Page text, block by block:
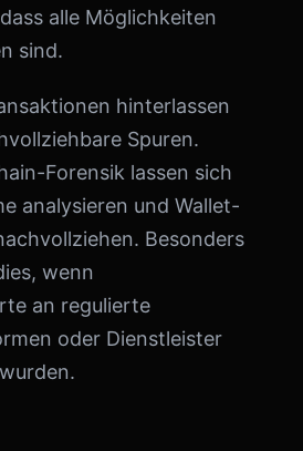
alle Möglichkeiten
sind.
hinterlassen
Spuren.
Forensik lassen sich
analysieren und Wallet-
Besonders
wenn
an regulierte
oder Dienstleister